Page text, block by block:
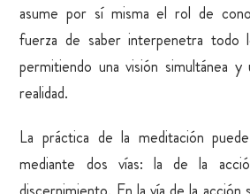
asume por sí misma el rol de
fuerza de saber interpenetra todo
permitiendo una visión simultánea y
realidad.
La práctica de la meditación
mediante dos vías: la de la